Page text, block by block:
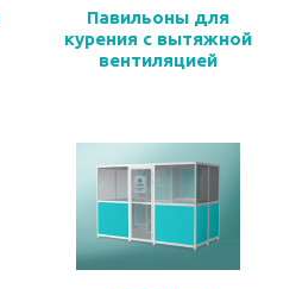
Павильоны для
курения с вытяжной
вентиляцией